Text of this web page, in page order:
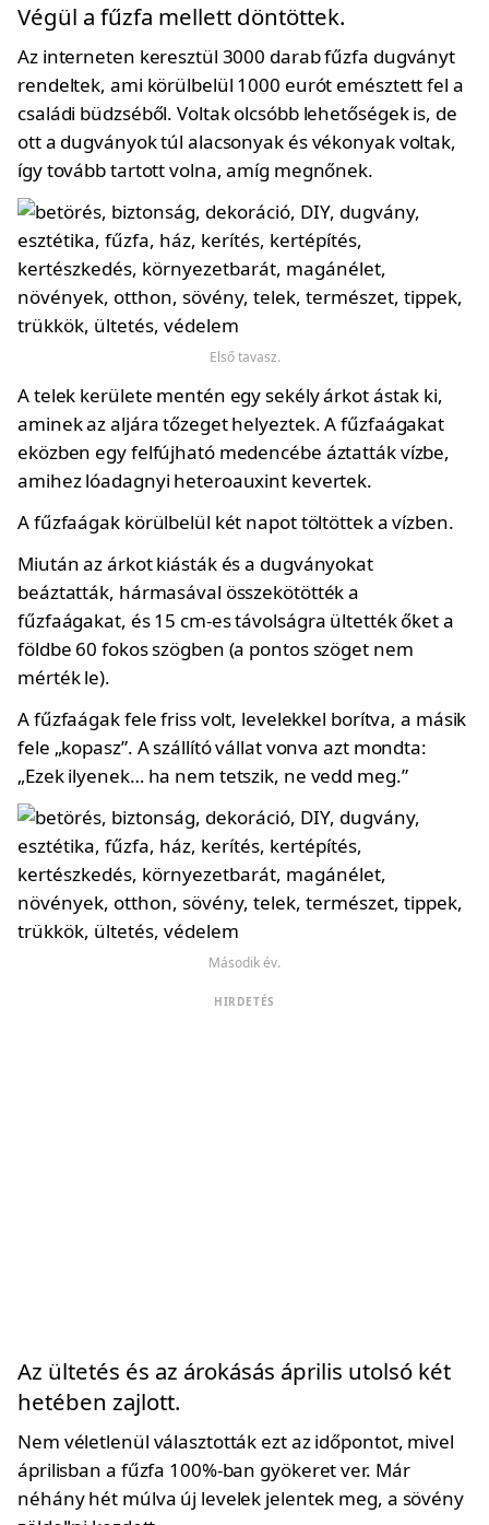
Végül a fűzfa mellett döntöttek.
Az interneten keresztül 3000 darab fűzfa dugványt
rendeltek, ami körülbelül 1000 eurót emésztett fel a
családi büdzséből. Voltak olcsóbb lehetőségek is, de
ott a dugványok túl alacsonyak és vékonyak voltak,
így tovább tartott volna, amíg megnőnek.
Első tavasz.
A telek kerülete mentén egy sekély árkot ástak ki,
aminek az aljára tőzeget helyeztek. A fűzfaágakat
eközben egy felfújható medencébe áztatták vízbe,
amihez lóadagnyi heteroauxint kevertek.
A fűzfaágak körülbelül két napot töltöttek a vízben.
Miután az árkot kiásták és a dugványokat
beáztatták, hármasával összekötötték a
fűzfaágakat, és 15 cm-es távolságra ültették őket a
földbe 60 fokos szögben (a pontos szöget nem
mérték le).
A fűzfaágak fele friss volt, levelekkel borítva, a másik
fele „kopasz”. A szállító vállat vonva azt mondta:
„Ezek ilyenek… ha nem tetszik, ne vedd meg.”
Második év.
HIRDETÉS
Az ültetés és az árokásás április utolsó két
hetében zajlott.
Nem véletlenül választották ezt az időpontot, mivel
áprilisban a fűzfa 100%-ban gyökeret ver. Már
néhány hét múlva új levelek jelentek meg, a sövény